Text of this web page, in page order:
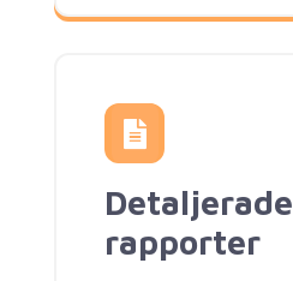
Detaljerade
rapporter